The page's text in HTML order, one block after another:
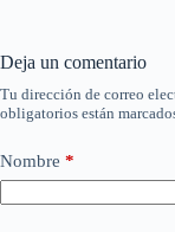
Deja un comentario
Tu dirección de correo
obligatorios están
Nombre *